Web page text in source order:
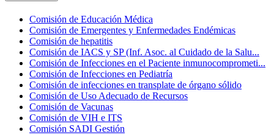
Comisión de Educación Médica
Comisión de Emergentes y Enfermedades Endémicas
Comisión de hepatitis
Comisión de IACS y SP (Inf. Asoc. al Cuidado de la Salu...
Comisión de Infecciones en el Paciente inmunocomprometi...
Comisión de Infecciones en Pediatría
Comisión de infecciones en transplate de órgano sólido
Comisión de Uso Adecuado de Recursos
Comisión de Vacunas
Comisión de VIH e ITS
Comisión SADI Gestión